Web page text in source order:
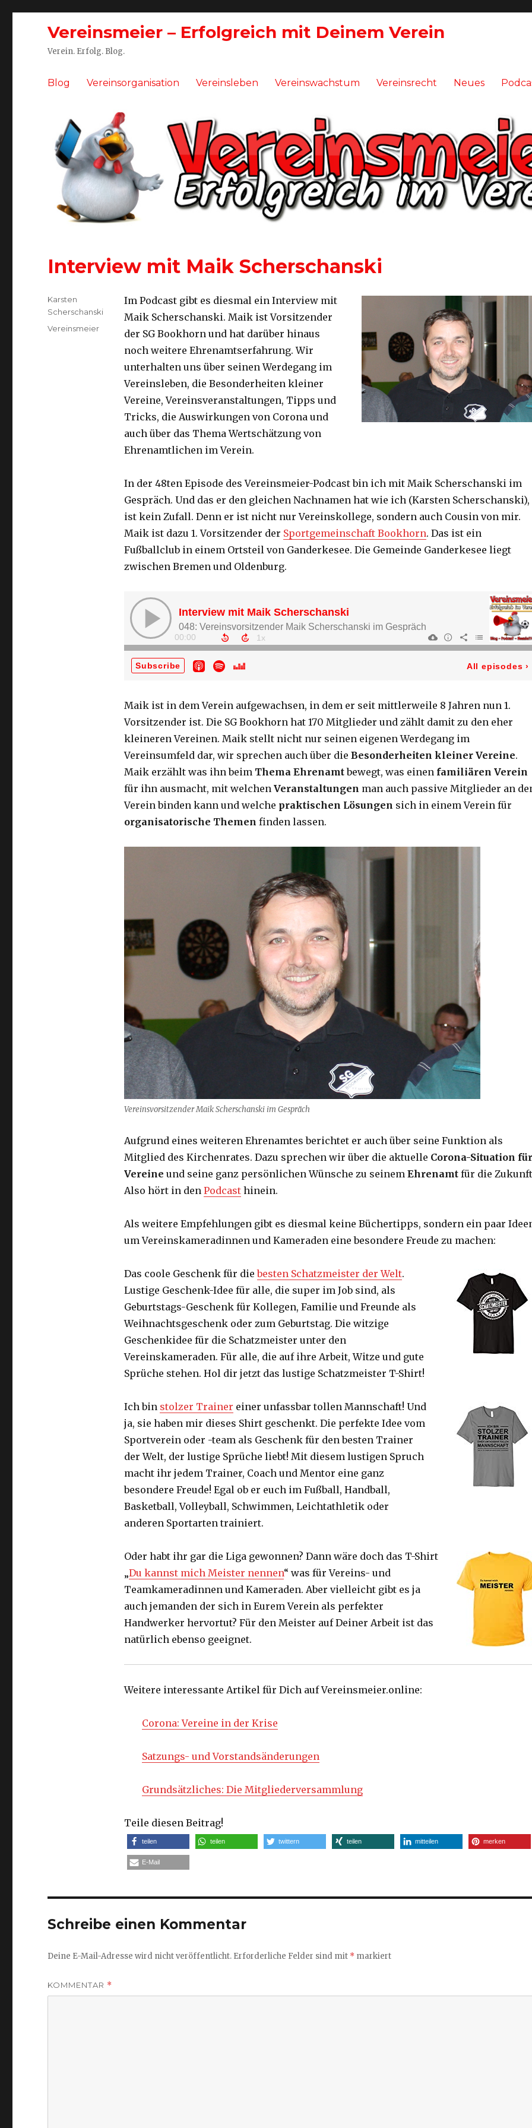
Vereinsmeier – Erfolgreich mit Deinem Verein
Verein. Erfolg. Blog.
Blog Vereinsorganisation Vereinsleben Vereinswachstum Vereinsrecht Neues
Interview mit Maik Scherschanski
Im Podcast gibt es diesmal ein Interview mit
Maik Scherschanski. Maik ist Vorsitzender
der SG Bookhorn und hat darüber hinaus
noch weitere Ehrenamtserfahrung. Wir
unterhalten uns über seinen Werdegang im
Vereinsleben, die Besonderheiten kleiner
Vereine, Vereinsveranstaltungen, Tipps und
Tricks, die Auswirkungen von Corona und
auch über das Thema Wertschätzung von
Ehrenamtlichen im Verein.
In der 48ten Episode des Vereinsmeier-Podcast bin ich mit Maik Scherschanski im
Gespräch. Und das er den gleichen Nachnamen hat wie ich (Karsten Scherschanski),
ist kein Zufall. Denn er ist nicht nur Vereinskollege, sondern auch Cousin von mir.
Maik ist dazu 1. Vorsitzender der Sportgemeinschaft Bookhorn. Das ist ein
Fußballclub in einem Ortsteil von Ganderkesee. Die Gemeinde Ganderkesee liegt
zwischen Bremen und Oldenburg.
Maik ist in dem Verein aufgewachsen, in dem er seit mittlerweile 8 Jahren nun 1.
Vorsitzender ist. Die SG Bookhorn hat 170 Mitglieder und zählt damit zu den eher
kleineren Vereinen. Maik stellt nicht nur seinen eigenen Werdegang im
Vereinsumfeld dar, wir sprechen auch über dieBesonderheiten kleiner Vereine.
Maik erzählt was ihn beim Thema Ehrenamtbewegt, was einen familiären Verein
für ihn ausmacht, mit welchenVeranstaltungen man auch passive Mitglieder an
Verein binden kann und welche praktischen Lösungen sich in einem Verein für
organisatorische Themen finden lassen.
Vereinsvorsitzender Maik Scherschanski im Gespräch
Aufgrund eines weiteren Ehrenamtes berichtet er auch über seine Funktion als
Mitglied des Kirchenrates. Dazu sprechen wir über die aktuelle Corona-Situation für
Vereine und seine ganz persönlichen Wünsche zu seinemEhrenamt für die
Also hört in denPodcast hinein.
Als weitere Empfehlungen gibt es diesmal keine Büchertipps, sondern ein paar
um Vereinskameradinnen und Kameraden eine besondere Freude zu machen:
Das coole Geschenk für diebesten Schatzmeister der Welt.
Lustige Geschenk-Idee für alle, die super im Job sind, als
Geburtstags-Geschenk für Kollegen, Familie und Freunde als
Weihnachtsgeschenk oder zum Geburtstag.Die witzige
Geschenkidee für die Schatzmeister unter den
Vereinskameraden. Für alle, die auf ihre Arbeit, Witze und gute
Sprüche stehen. Hol dir jetzt das lustige Schatzmeister T-Shirt!
Ich bin stolzer Trainer einer unfassbar tollen Mannschaft! Und
ja, sie haben mir dieses Shirt geschenkt. Die perfekte Idee vom
Sportverein oder -team als Geschenk für den besten Trainer
der Welt, der lustige Sprüche liebt!Mit diesem lustigen Spruch
macht ihr jedem Trainer, Coach und Mentor eine ganz
besondere Freude! Egal ob er euch im Fußball, Handball,
Basketball, Volleyball, Schwimmen, Leichtathletik oder
anderen Sportarten trainiert.
Oder habt ihr gar die Liga gewonnen? Dann wäre doch das T-Shirt
„Du kannst mich Meister nennen“ was für Vereins- und
Teamkameradinnen und Kameraden. Aber vielleicht gibt es ja
auch jemanden der sich in Eurem Verein als perfekter
Handwerker hervortut? Für den Meister auf Deiner Arbeit ist das
natürlich ebenso geeignet.
Weitere interessante Artikel für Dich auf Vereinsmeier.online:
Corona: Vereine in der Krise
Satzungs- und Vorstandsänderungen
Grundsätzliches: Die Mitgliederversammlung
Teile diesen Beitrag!
teilen teilen twittern teilen mitteilen merken
E-Mail
Autor
Karsten
Scherschanski
Kategorien
Vereinsmeier
Schreibe einen Kommentar
Deine E-Mail-Adresse wird nicht veröffentlicht. Erforderliche Felder sind mit * markiert
KOMMENTAR *